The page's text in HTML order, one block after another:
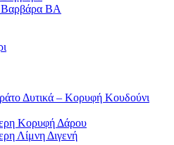
Βαρβάρα ΒΑ
Δυτικά – Κορυφή Κουδούνι
Κορυφή Δάρου
Λίμνη Διγενή